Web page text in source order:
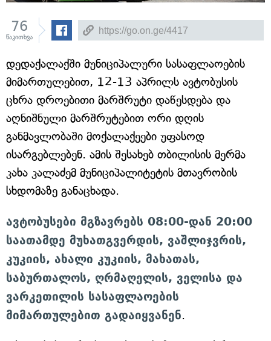
76
წაკითხვა
დედაქალაქში მუნიციპალური სასაფლაოების
მიმართულებით, 12-13 აპრილს ავტობუსის
ცხრა დროებითი მარშრუტი დაწესდება და
აღნიშნული მარშრუტებით ორი დღის
განმავლობაში მოქალაქეები უფასოდ
ისარგებლებენ. ამის შესახებ თბილისის მერმა
კახა კალაძემ მუნიციპალიტეტის მთავრობის
სხდომაზე განაცხადა.
ავტობუსები მგზავრებს 08:00-დან 20:00
საათამდე მუხათგვერდის, ვაშლიჯვრის,
კუკიის, ახალი კუკიის, მახათას,
საბურთალოს, ღრმაღელის, ველისა და
ვარკეთილის სასაფლაოების
მიმართულებით გადაიყვანენ.